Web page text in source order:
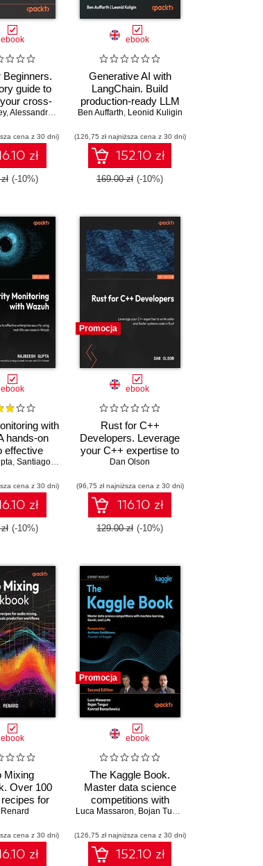
ebook
Beginners.
guide to
cross-
app
Edition
,Alessandro Biessek
cena z 30 dni)
zł
(-10%)
ebook
Generative AI with
LangChain. Build
production-ready LLM
applications and
Python, LangChain, and
LangGraph - Second
Edition
Ben Auffarth, Leonid Kuligin
(126,75 zł najniższa cena z 30 dni)
152.10 zł
169.00 zł (-10%)
,Chandermani Arora
ebook
with
hands-on
effective
security
Wazuh
, Santiago Bassett
cena z 30 dni)
zł
(-10%)
Promocja
ebook
Rust for C++
Developers. Leverage
your C++ expertise to
write safer and faster
Dan Olson
(96,75 zł najniższa cena z 30 dni)
116.10 zł
129.00 zł (-10%)
ebook
Mixing
Over 100
for
sound
workflows
cena z 30 dni)
zł
Promocja
ebook
The Kaggle Book.
Master data science
competitions with
machine learning,
Second Edition
Luca Massaron, Bojan Tunguz
(126,75 zł najniższa cena z 30 dni)
152.10 zł